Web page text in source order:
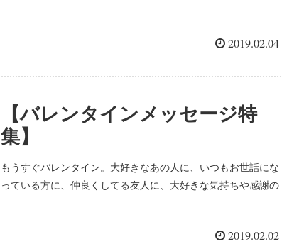
2019.02.04
【バレンタインメッセージ特
集】
もうすぐバレンタイン。大好きなあの人に、いつもお世話にな
っている方に、仲良くしてる友人に、大好きな気持ちや感謝の
2019.02.02